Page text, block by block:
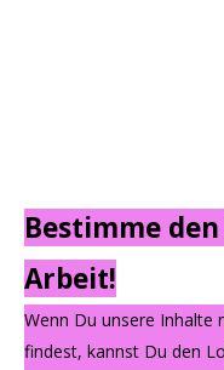
Bestimme
Arbeit!
Wenn Du unsere
findest, kannst Du den